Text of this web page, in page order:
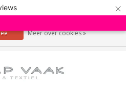
×
te verbeteren. Is dat akkoord?
Meer over cookies »